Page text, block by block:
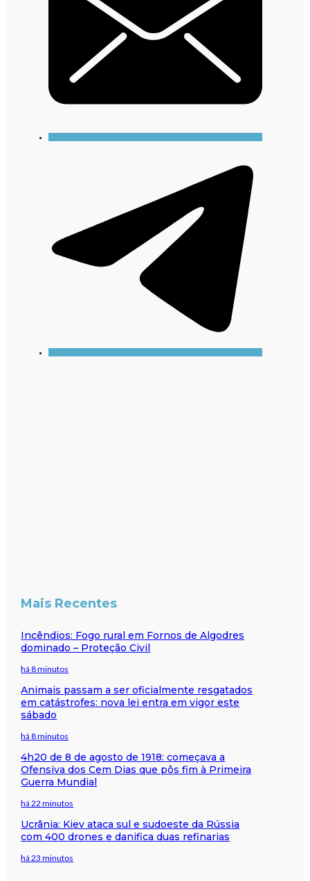
Mais Recentes
Incêndios: Fogo rural em Fornos de Algodres
dominado – Proteção Civil
há 8 minutos
Animais passam a ser oficialmente resgatados
em catástrofes: nova lei entra em vigor este
sábado
há 8 minutos
4h20 de 8 de agosto de 1918: começava a
Ofensiva dos Cem Dias que pôs fim à Primeira
Guerra Mundial
há 22 minutos
Ucrânia: Kiev ataca sul e sudoeste da Rússia
com 400 drones e danifica duas refinarias
há 23 minutos